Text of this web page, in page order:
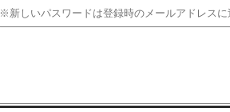
※新しいパスワードは登録時のメールアドレスに